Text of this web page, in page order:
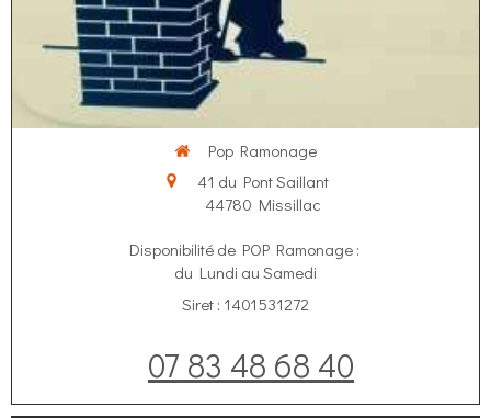
Pop Ramonage
41 du Pont Saillant
44780 Missillac
Disponibilité de POP Ramonage :
du Lundi au Samedi
Siret : 1401531272
07 83 48 68 40